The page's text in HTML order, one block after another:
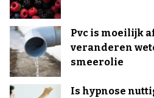
Pvc is moeilijk
veranderen
smeerolie
Is hypnose